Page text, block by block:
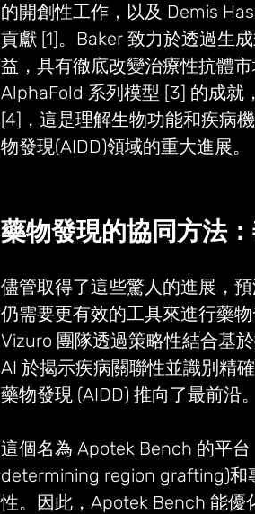
的開創性工作，以及 Demis
貢獻 [1]。Baker 致力於透過生
益，具有徹底改變治療性抗體
AlphaFold 系列模型 [3] 的成就
[4]，這是理解生物功能和疾病
物發現(AIDD)領域的重大進展。
藥物發現的協同方法
儘管取得了這些驚人的進展，
仍需要更有效的工具來進行藥
Vizuro 團隊透過策略性結合基
AI 於揭示疾病關聯性並識別精
藥物發現 (AIDD) 推向了最前沿。
這個名為 Apotek Bench 的平
determining region grafting)和
性。因此，Apotek Bench 能